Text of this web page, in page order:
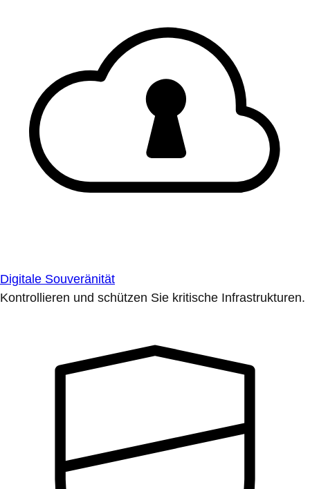
Digitale Souveränität
Kontrollieren und schützen Sie kritische Infrastrukturen.